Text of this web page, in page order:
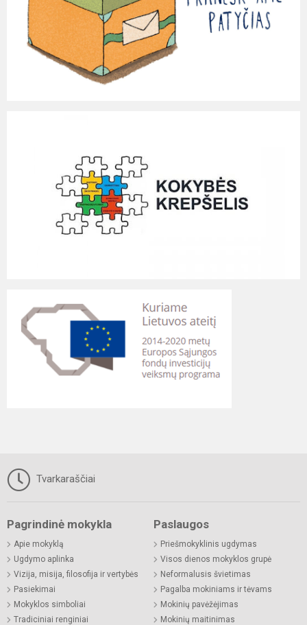
Tvarkaraščiai
Pagrindinė mokykla
Apie mokyklą
Ugdymo aplinka
Vizija, misija, filosofija ir vertybės
Pasiekimai
Mokyklos simboliai
Tradiciniai renginiai
Paslaugos
Priešmokyklinis ugdymas
Visos dienos mokyklos grupė
Neformalusis švietimas
Pagalba mokiniams ir tėvams
Mokinių pavėžėjimas
Mokinių maitinimas